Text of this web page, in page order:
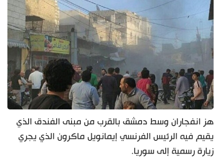
هز انفجاران وسط دمشق بالقرب من مبنى الفندق الذي
يقيم فيه الرئيس الفرنسي إيمانويل ماكرون الذي يجري
زيارة رسمية إلى سوريا.